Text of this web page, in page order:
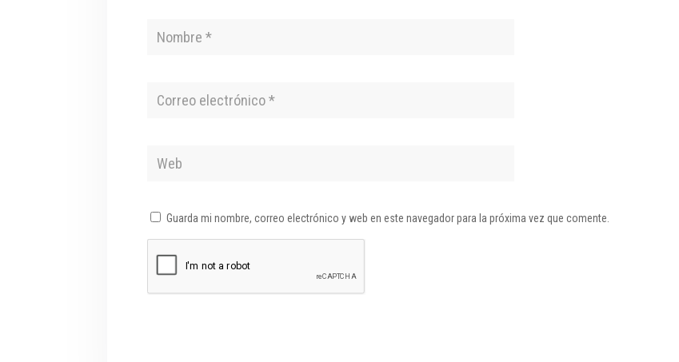
Guarda mi nombre, correo electrónico y web en este navegador para la próxima vez que comente.